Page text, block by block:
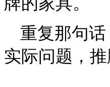
重复那句
实际问题，